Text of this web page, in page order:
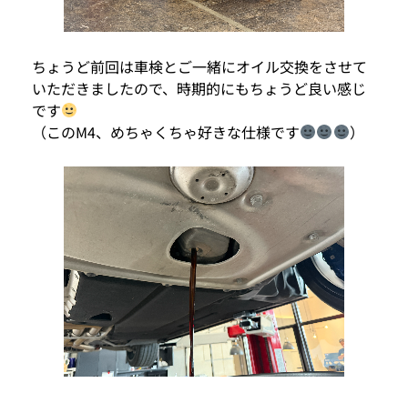
ちょうど前回は車検とご一緒にオイル交換をさせて
いただきましたので、時期的にもちょうど良い感じ
です
（このM4、めちゃくちゃ好きな仕様です
）